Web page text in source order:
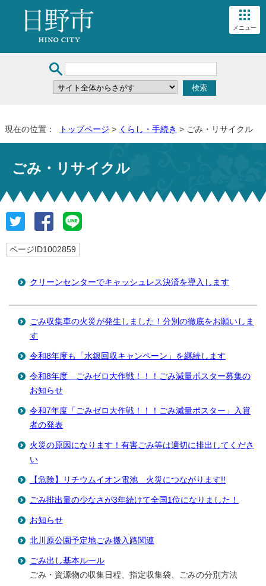
メニュー
現在の位置： トップページ > くらし・手続き > ごみ・リサイクル
ごみ・リサイクル
ページID1002859
クリーンセンターでキャッシュレス決済を導入します
ごみ収集車の火災が発生しました！分別の徹底をお願いしま
す
令和8年度も「水銀回収キャンペーン」を継続します
令和8年度 ごみゼロ大作戦！！！ごみ減量ポスター募集の
お知らせ
令和7年度「ごみゼロ大作戦！！！ごみ減量ポスター」入賞
者の発表
火災の原因になります！有害ごみ等は適切に排出してくださ
い
【危険】リチウムイオン電池 火災につながります!!
ごみ排出量の少なさが3年続けて全国1位になりました！
お知らせ
北川原公園予定地ごみ搬入路関連
ごみ出し基本ルール
ごみ・資源物の収集日程、指定収集袋、ごみの分別方法